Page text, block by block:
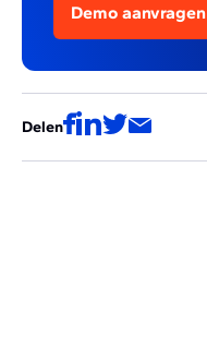
Demo aanvragen
Delen